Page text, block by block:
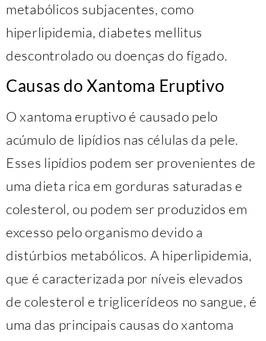
metabólicos subjacentes, como
hiperlipidemia, diabetes mellitus
descontrolado ou doenças do fígado.
Causas do Xantoma Eruptivo
O xantoma eruptivo é causado pelo
acúmulo de lipídios nas células da pele.
Esses lipídios podem ser provenientes de
uma dieta rica em gorduras saturadas e
colesterol, ou podem ser produzidos em
excesso pelo organismo devido a
distúrbios metabólicos. A hiperlipidemia,
que é caracterizada por níveis elevados
de colesterol e triglicerídeos no sangue, é
uma das principais causas do xantoma